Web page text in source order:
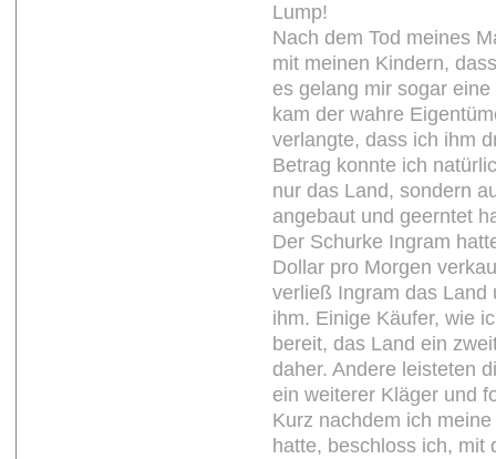
Lump!
Nach dem Tod meines
mit meinen Kindern,
es gelang mir sogar
kam der wahre
verlangte, dass ich ihm
Betrag konnte ich
nur das Land, sondern
angebaut und geerntet
Der Schurke Ingram
Dollar pro Morgen
verließ Ingram das Land
ihm. Einige Käufer, wie
bereit, das Land ein
daher. Andere leisteten
ein weiterer Kläger und
Kurz nachdem ich
hatte, beschloss ich, mit